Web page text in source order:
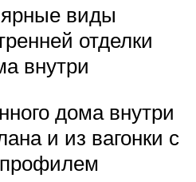
виды
отделки
внутри
дома внутри
и из вагонки с